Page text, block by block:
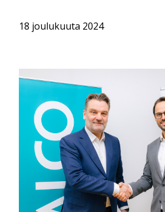
18 joulukuuta 2024